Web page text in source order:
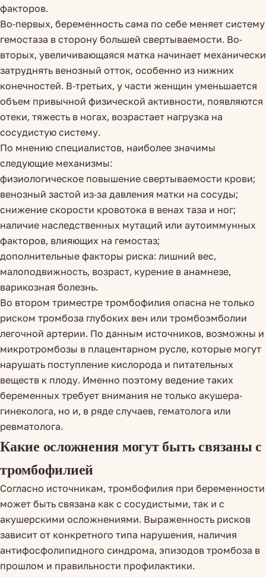
факторов.
Во-первых, беременность сама по себе меняет систему
гемостаза в сторону большей свертываемости. Во-
вторых, увеличивающаяся матка начинает механически
затруднять венозный отток, особенно из нижних
конечностей. В-третьих, у части женщин уменьшается
объем привычной физической активности, появляются
отеки, тяжесть в ногах, возрастает нагрузка на
сосудистую систему.
По мнению специалистов, наиболее значимы
следующие механизмы:
физиологическое повышение свертываемости крови;
венозный застой из-за давления матки на сосуды;
снижение скорости кровотока в венах таза и ног;
наличие наследственных мутаций или аутоиммунных
факторов, влияющих на гемостаз;
дополнительные факторы риска: лишний вес,
малоподвижность, возраст, курение в анамнезе,
варикозная болезнь.
Во втором триместре тромбофилия опасна не только
риском тромбоза глубоких вен или тромбоэмболии
легочной артерии. По данным источников, возможны и
микротромбозы в плацентарном русле, которые могут
нарушать поступление кислорода и питательных
веществ к плоду. Именно поэтому ведение таких
беременных требует внимания не только акушера-
гинеколога, но и, в ряде случаев, гематолога или
ревматолога.
Какие осложнения могут быть связаны с
тромбофилией
Согласно источникам, тромбофилия при беременности
может быть связана как с сосудистыми, так и с
акушерскими осложнениями. Выраженность рисков
зависит от конкретного типа нарушения, наличия
антифосфолипидного синдрома, эпизодов тромбоза в
прошлом и правильности профилактики.